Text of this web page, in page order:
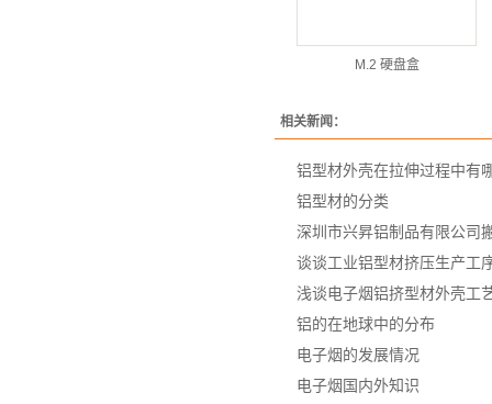
M.2 硬盘盒
相关新闻：
铝型材外壳在拉伸过程中有
铝型材的分类
深圳市兴昇铝制品有限公司
谈谈工业铝型材挤压生产工
浅谈电子烟铝挤型材外壳工
铝的在地球中的分布
电子烟的发展情况
电子烟国内外知识